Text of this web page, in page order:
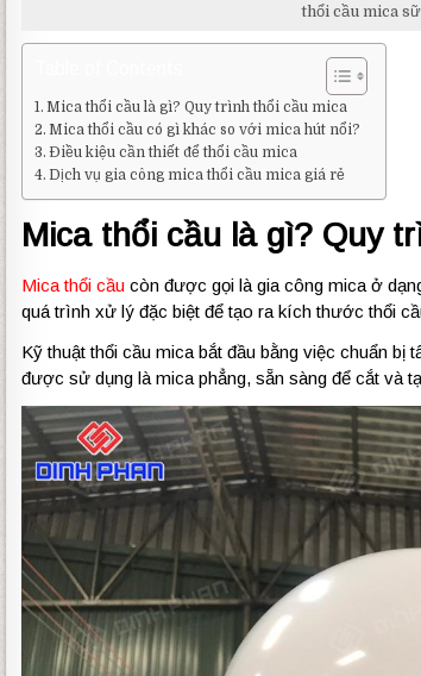
thổi cầu mica
Mica thổi cầu là gì? Quy trình thổi cầu mica
Mica thổi cầu có gì khác so với mica hút nổi?
Điều kiệu cần thiết để thổi cầu mica
Dịch vụ gia công mica thổi cầu mica giá rẻ
Mica thổi cầu là gì? Quy
Mica thổi cầu còn được gọi là gia công mica ở
quá trình xử lý đặc biệt để tạo ra kích thước thổi
Kỹ thuật thổi cầu mica bắt đầu bằng việc chuẩn
được sử dụng là mica phẳng, sẵn sàng để cắt và